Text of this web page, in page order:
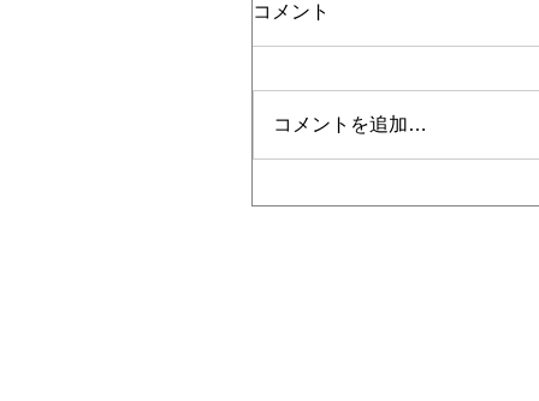
コメント
コメントを追加…